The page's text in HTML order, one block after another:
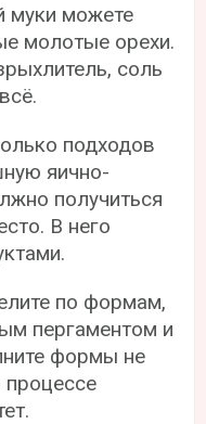
муки можете
молотые орехи.
соль
подходов
яично-
получиться
В него
по формам,
пергаментом и
формы не